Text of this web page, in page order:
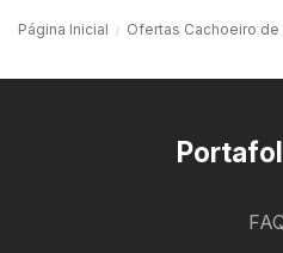
Página Inicial Ofertas Cachoeiro de